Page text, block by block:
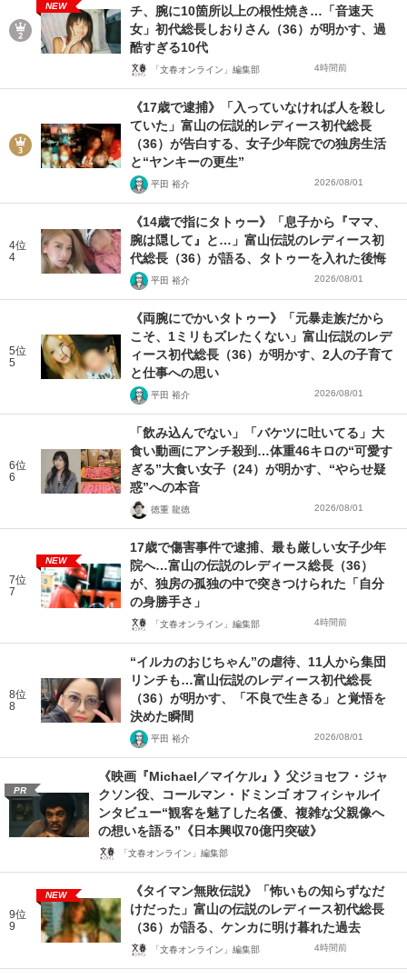
NEW
チ、腕に10箇所以上の根性焼き…「音速天
女」初代総長しおりさん（36）が明かす、過
酷すぎる10代
「文春オンライン」編集部 4時間前
《17歳で逮捕》「入っていなければ人を殺し
ていた」富山の伝説的レディース初代総長
（36）が告白する、女子少年院での独房生活
と“ヤンキーの更生”
平田 裕介 2026/08/01
4位
4
《14歳で指にタトゥー》「息子から『ママ、
腕は隠して』と…」富山伝説のレディース初
代総長（36）が語る、タトゥーを入れた後悔
平田 裕介 2026/08/01
5位
5
《両腕にでかいタトゥー》「元暴走族だから
こそ、1ミリもズレたくない」富山伝説のレデ
ィース初代総長（36）が明かす、2人の子育て
と仕事への思い
平田 裕介 2026/08/01
6位
6
「飲み込んでない」「バケツに吐いてる」大
食い動画にアンチ殺到…体重46キロの“可愛す
ぎる”大食い女子（24）が明かす、“やらせ疑
惑”への本音
徳重 龍徳 2026/08/01
7位
7
NEW
17歳で傷害事件で逮捕、最も厳しい女子少年
院へ…富山の伝説のレディース総長（36）
が、独房の孤独の中で突きつけられた「自分
の身勝手さ」
「文春オンライン」編集部 4時間前
8位
8
“イルカのおじちゃん”の虐待、11人から集団
リンチも…富山伝説のレディース初代総長
（36）が明かす、「不良で生きる」と覚悟を
決めた瞬間
平田 裕介 2026/08/01
PR
《映画『Michael／マイケル』》父ジョセフ・ジャ
クソン役、コールマン・ドミンゴ オフィシャルイ
ンタビュー“観客を魅了した名優、複雑な父親像へ
の想いを語る”《日本興収70億円突破》
「文春オンライン」編集部
9位
9
NEW
《タイマン無敗伝説》「怖いもの知らずなだ
けだった」富山の伝説のレディース初代総長
（36）が語る、ケンカに明け暮れた過去
「文春オンライン」編集部 4時間前